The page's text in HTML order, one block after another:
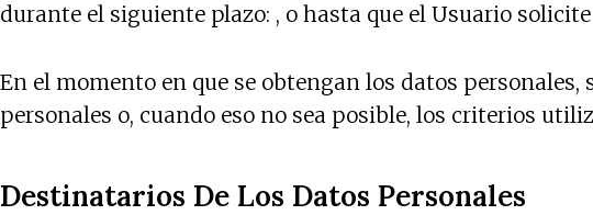
durante el siguiente plazo: , o hasta que el Usuario
En el momento en que se obtengan los datos
personales o, cuando eso no sea posible, los criterios
Destinatarios De Los Datos Personales